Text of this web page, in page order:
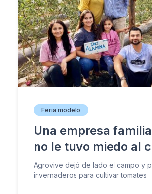
Feria modelo
Una empresa
no le tuvo miedo al
Agrovive dejó de lado el campo y
invernaderos para cultivar tomates